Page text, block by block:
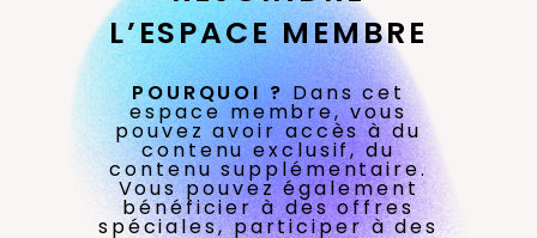
L’ESPACE MEMBRE
POURQUOI ?Dans cet
espace membre, vous
pouvez avoir accès à du
contenu exclusif, du
contenu supplémentaire.
Vous pouvez également
bénéficier à des offres
spéciales, participer à des